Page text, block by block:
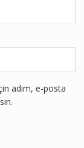
adım, e-posta